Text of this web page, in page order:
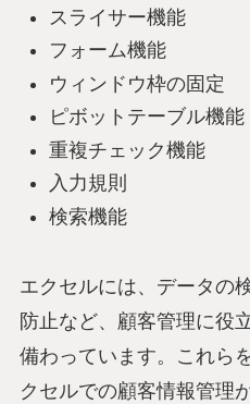
スライサー機能
フォーム機能
ウィンドウ枠の固定
ピボットテーブル機能
重複チェック機能
入力規則
検索機能
エクセルには、データの
防止など、顧客管理に役
備わっています。これら
クセルでの顧客情報管理